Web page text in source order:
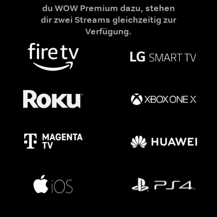
du WOW Premium dazu, stehen
dir zwei Streams gleichzeitig zur
Verfügung.